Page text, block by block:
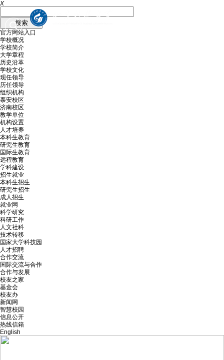
X
官方网站入口
学校概况
学校简介
大学章程
历史沿革
学校文化
现任领导
历任领导
组织机构
泰安校区
济南校区
教学单位
机构设置
人才培养
本科生教育
研究生教育
国际生教育
远程教育
学科建设
招生就业
本科生招生
研究生招生
成人招生
就业网
科学研究
科研工作
人文社科
技术转移
国家大学科技园
人才招聘
合作交流
国际交流与合作
合作与发展
校友之家
基金会
校友办
新闻网
智慧校园
信息公开
热线信箱
English